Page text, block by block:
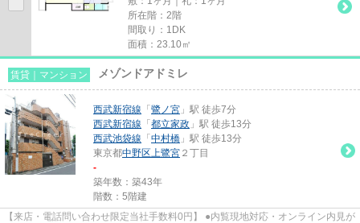
所在階：2階
間取り：1DK
面積：23.10㎡
賃貸｜マンション メゾンドアドミレ
西武新宿線 「 鷺ノ宮 」駅 徒歩7分
西武新宿線 「 都立家政 」駅 徒歩13分
西武池袋線 「 中村橋 」駅 徒歩13分
東京都中野区上鷺宮 ２丁目
-
築年数：築43年
階数：5階建
【来店・電話問い合わせ限定当社手数料0円】 ●内覧現地対応・オンライン内見が